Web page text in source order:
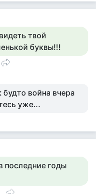
твой
буквы!!!
война вчера
уже...
последние годы